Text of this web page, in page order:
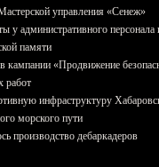
управления «Сенеж»
у административного персонала
памяти
кампании «Продвижение
работ
инфраструктуру
морского пути
производство дебаркадеров